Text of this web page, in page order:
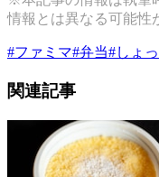
情報とは異なる可能性
#ファミマ#弁当#しょ
関連記事